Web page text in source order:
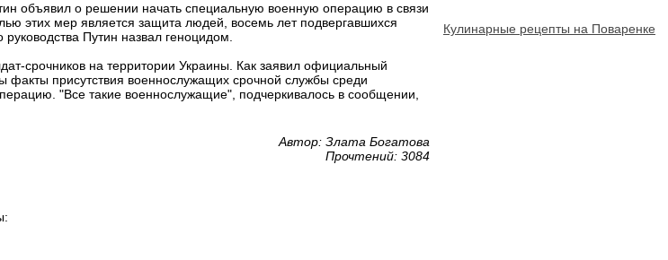
объявил о решении начать специальную военную операцию в связи
этих мер является защита людей, восемь лет подвергавшихся
Путин назвал геноцидом.
срочников на территории Украины. Как заявил официальный
факты присутствия военнослужащих срочной службы среди
"Все такие военнослужащие", подчеркивалось в сообщении,
Автор: Злата Богатова
Прочтений: 3084
Кулинарные рецепты на Поваренке